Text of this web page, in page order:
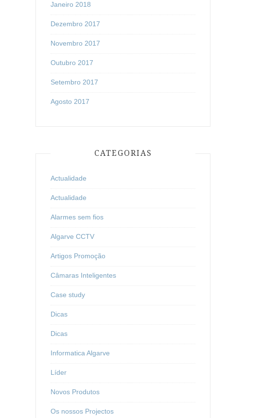
Janeiro 2018
Dezembro 2017
Novembro 2017
Outubro 2017
Setembro 2017
Agosto 2017
CATEGORIAS
Actualidade
Actualidade
Alarmes sem fios
Algarve CCTV
Artigos Promoção
Câmaras Inteligentes
Case study
Dicas
Dicas
Informatica Algarve
Líder
Novos Produtos
Os nossos Projectos